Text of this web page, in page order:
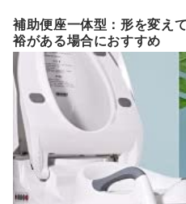
補助便座一体型：形を変え
裕がある場合におすすめ